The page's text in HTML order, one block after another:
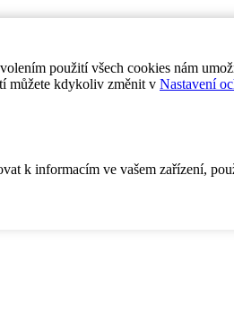
použití všech cookies nám
můžete kdykoliv změnit v Nastavení
k informacím ve vašem zařízení,